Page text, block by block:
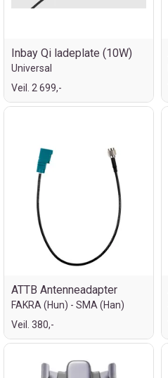
Inbay Qi ladeplate (10W)
Universal
Veil. 2 699,-
ATTB Antenneadapter
FAKRA (Hun) - SMA (Han)
Veil. 380,-